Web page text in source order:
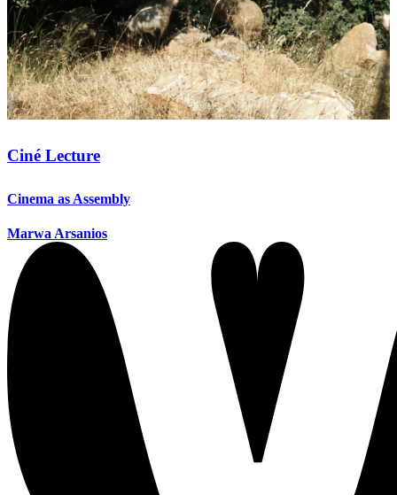
Ciné Lecture
Cinema as Assembly
Marwa Arsanios